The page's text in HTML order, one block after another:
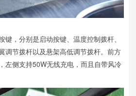
键，分别是启动按键、温度控制拨杆、
调节拨杆以及悬架高低调节拨杆。前方
左侧支持50W无线充电，而且自带风冷